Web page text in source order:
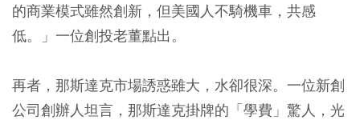
的商業模式雖然創新，但美國人不騎機車，共感
低。」一位創投老董點出。
再者，那斯達克市場誘惑雖大，水卻很深。一位新創
公司創辦人坦言，那斯達克掛牌的「學費」驚人，光